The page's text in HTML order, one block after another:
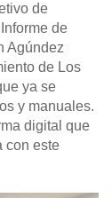
de
de
Agúndez
de Los
ya se
y manuales.
digital que
con este